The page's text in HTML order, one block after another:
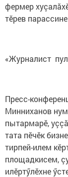
фермер
тӗрев
«Журналист
Пресс-
Минниханов
пытармарӗ,
тата пӗчӗк
тирпей-илем
площадкисем,
илӗртӳлӗхне